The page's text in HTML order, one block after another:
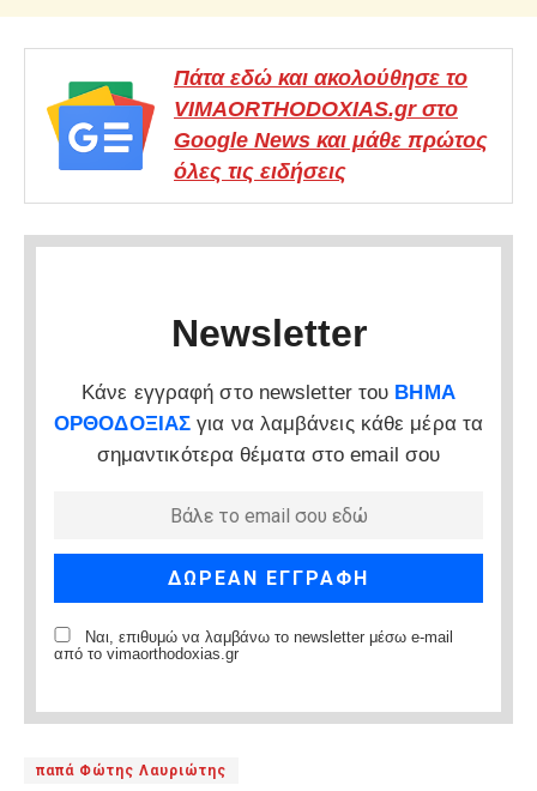
Πάτα εδώ και ακολούθησε το
VIMAORTHODOXIAS.gr στο
Google News και μάθε πρώτος
όλες τις ειδήσεις
Newsletter
Κάνε εγγραφή στο newsletter του ΒΗΜΑ
ΟΡΘΟΔΟΞΙΑΣ για να λαμβάνεις κάθε μέρα τα
σημαντικότερα θέματα στο email σου
Ναι, επιθυμώ να λαμβάνω το newsletter μέσω e-mail
από το vimaorthodoxias.gr
παπά Φώτης Λαυριώτης